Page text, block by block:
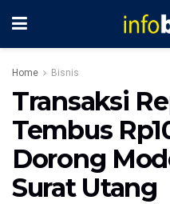
Home Bisnis
Transaksi
Tembus
Dorong
Surat Utang